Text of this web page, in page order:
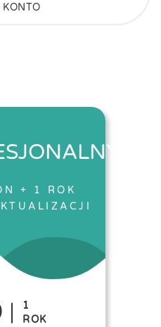
KONTO
+ 1 ROK
1
ROK